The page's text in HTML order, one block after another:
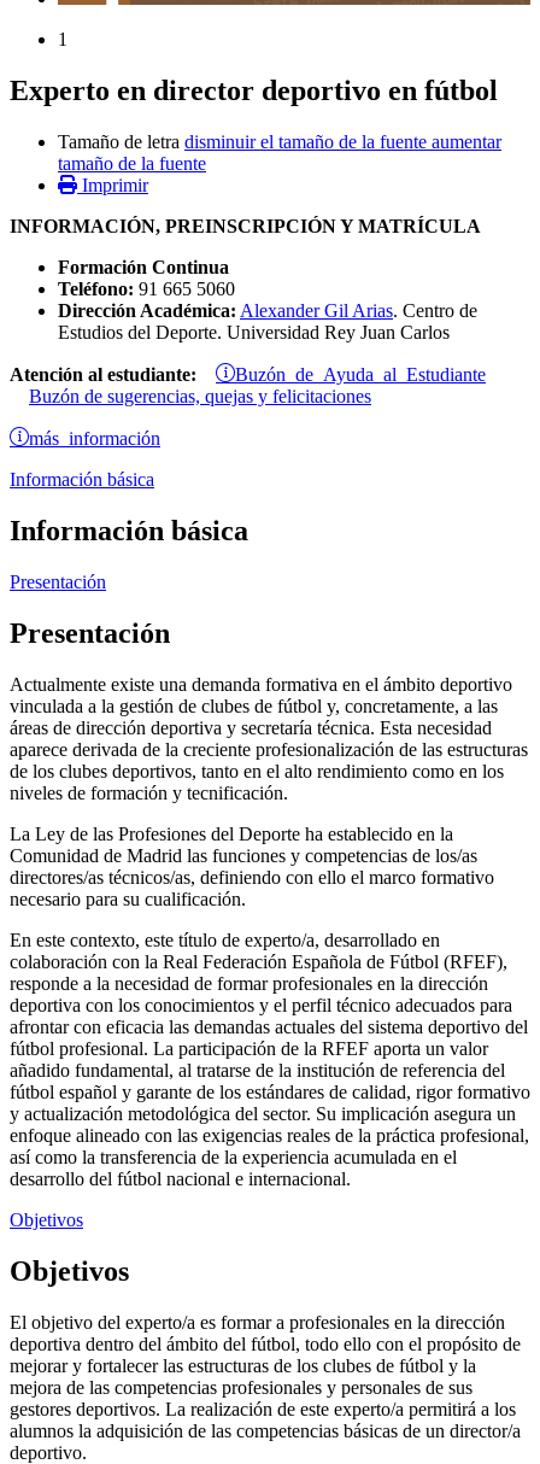
1
Experto en director deportivo en fútbol
Tamaño de letra disminuir el tamaño de la fuente aumentar
tamaño de la fuente
Imprimir
INFORMACIÓN, PREINSCRIPCIÓN Y MATRÍCULA
Formación Continua
Teléfono: 91 665 5060
Dirección Académica: Alexander Gil Arias. Centro de
Estudios del Deporte. Universidad Rey Juan Carlos
Atención al estudiante: Buzón de Ayuda al Estudiante
Buzón de sugerencias, quejas y felicitaciones
más información
Información básica
Información básica
Presentación
Presentación
Actualmente existe una demanda formativa en el ámbito deportivo
vinculada a la gestión de clubes de fútbol y, concretamente, a las
áreas de dirección deportiva y secretaría técnica. Esta necesidad
aparece derivada de la creciente profesionalización de las estructuras
de los clubes deportivos, tanto en el alto rendimiento como en los
niveles de formación y tecnificación.
La Ley de las Profesiones del Deporte ha establecido en la
Comunidad de Madrid las funciones y competencias de los/as
directores/as técnicos/as, definiendo con ello el marco formativo
necesario para su cualificación.
En este contexto, este título de experto/a, desarrollado en
colaboración con la Real Federación Española de Fútbol (RFEF),
responde a la necesidad de formar profesionales en la dirección
deportiva con los conocimientos y el perfil técnico adecuados para
afrontar con eficacia las demandas actuales del sistema deportivo del
fútbol profesional. La participación de la RFEF aporta un valor
añadido fundamental, al tratarse de la institución de referencia del
fútbol español y garante de los estándares de calidad, rigor formativo
y actualización metodológica del sector. Su implicación asegura un
enfoque alineado con las exigencias reales de la práctica profesional,
así como la transferencia de la experiencia acumulada en el
desarrollo del fútbol nacional e internacional.
Objetivos
Objetivos
El objetivo del experto/a es formar a profesionales en la dirección
deportiva dentro del ámbito del fútbol, todo ello con el propósito de
mejorar y fortalecer las estructuras de los clubes de fútbol y la
mejora de las competencias profesionales y personales de sus
gestores deportivos. La realización de este experto/a permitirá a los
alumnos la adquisición de las competencias básicas de un director/a
deportivo.